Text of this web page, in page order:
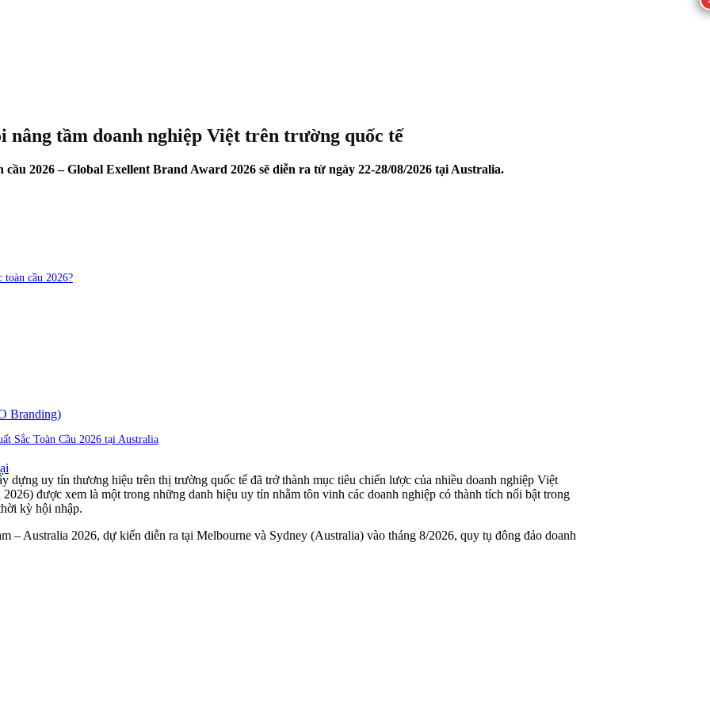
Branding)
nâng tầm doanh nghiệp Việt trên trường quốc tế
2026 – Global Exellent Brand Award 2026 sẽ diễn ra từ ngày 22-28/08/2026 tại Australia.
toàn cầu 2026?
Sắc Toàn Cầu 2026 tại Australia
dựng uy tín thương hiệu trên thị trường quốc tế đã trở thành mục tiêu chiến lược của nhiều doanh nghiệp Việt
được xem là một trong những danh hiệu uy tín nhằm tôn vinh các doanh nghiệp có thành tích nổi bật trong
kỳ hội nhập.
– Australia 2026, dự kiến diễn ra tại Melbourne và Sydney (Australia) vào tháng 8/2026, quy tụ đông đảo doanh